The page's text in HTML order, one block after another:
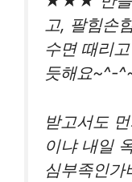
고, 팔힘손
수면 때리
듯해요~^-
받고서도
이냐 내일
심부족인